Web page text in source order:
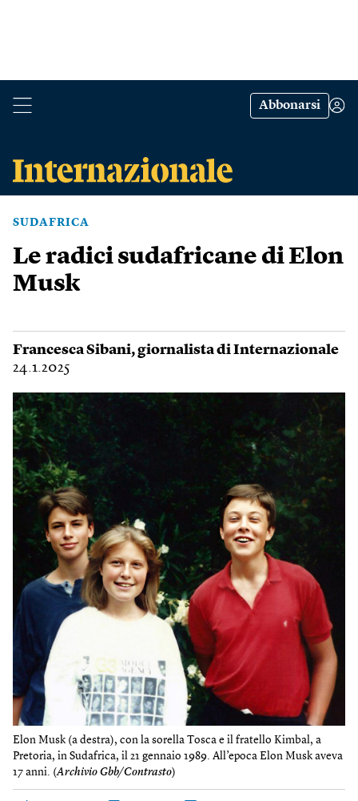
Abbonarsi
SUDAFRICA
Le radici sudafricane di Elon
Musk
Francesca Sibani, giornalista di Internazionale
24.1.2025
Elon Musk (a destra), con la sorella Tosca e il fratello Kimbal, a
Pretoria, in Sudafrica, il 21 gennaio 1989. All’epoca Elon Musk aveva
17 anni. (Archivio Gbb/Contrasto)